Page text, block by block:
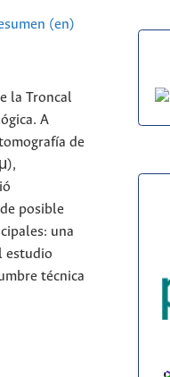
(en)
la Troncal
A
de
posible
una
estudio
técnica